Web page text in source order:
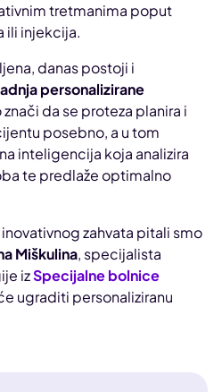
tretmanima poput
ili injekcija.
danas postoji i
personalizirane
znači da se proteza planira i
posebno, a u tom
inteligencija koja analizira
te predlaže optimalno
zahvata pitali smo
Miškulina, specijalista
izSpecijalne bolnice
ugraditi personaliziranu